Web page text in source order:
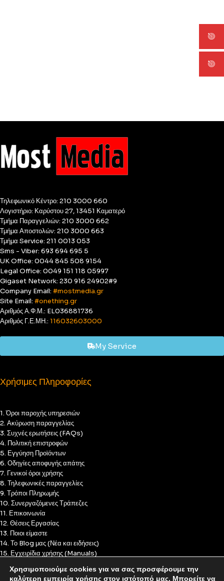
Τηλεφωνικό Κέντρο: 210 3000 660
Λογιστήριο: Καρύστου 27, 13451 Καματερό
Τμήμα Παραγγελιών: 210 3000 662
Τμήμα Αποστολών: 210 3000 663
Τμήμα Service: 211 0013 053
Sms - Viber: 693 694 695 5
UK Office: 0044 845 508 9154
Legal Office: 0049 151 118 05997
Gigaset Network: 230 916 24902#9
Company Email: #mostmedia.gr
Site Email: #onething.gr
Αριθμός Α.Φ.Μ.: EL036881736
Αριθμός Γ.Ε.ΜΗ.: 116032603000
My Service
Χρήσιμες Πληροφορίες
1. Όροι παροχής υπηρεσιών
2. Ακύρωση παραγγελίας
3. Συχνές ερωτήσεις (FAQs)
4. Πολιτική επιστροφών
5. Εγγύηση Προϊόντων
6. Οδηγίες αποφυγής απάτης
7. Γενικοί όροι χρήσης
8. Τηλεφωνικές παραγγελίες
9. Τρόποι Πληρωμής
10. Συνεργαζόμενες Τράπεζες
11. Επικοινωνία
12. Θέσεις Εργασίας
13. Ποιοι είμαστε
14. Το Blog μας (Νέα και ειδήσεις)
15. Εγχειρίδια χρήσης (Manuals)
17. Πολιτική Cookies
Χρησιμοποιούμε cookies για να σας προσφέρουμε την
καλύτερη εμπειρία χρήσης στον ιστότοπό μας. Μπορείτε να